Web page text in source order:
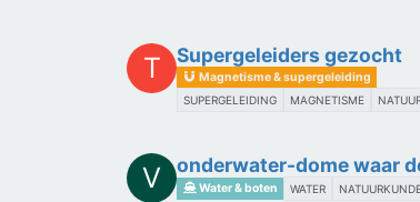
T Supergeleiders gezocht
Magnetisme & supergeleiding
SUPERGELEIDING MAGNETISME
V onderwater-dome waar
Water & boten WATER NATUURKUNDE